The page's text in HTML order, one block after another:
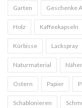
Garten Geschenke
Holz Kaffeekapseln
Kürbisse Lackspray
Naturmaterial
Ostern Papier
Schablonieren